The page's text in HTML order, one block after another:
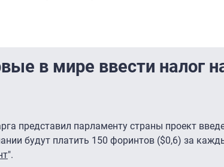
в мире ввести налог
представил парламенту страны проект
будут платить 150 форинтов ($0,6) за
".